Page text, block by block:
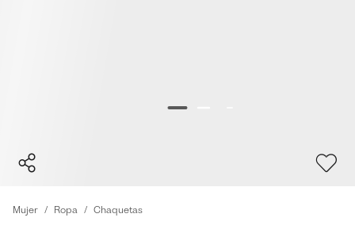
Mujer Ropa Chaquetas